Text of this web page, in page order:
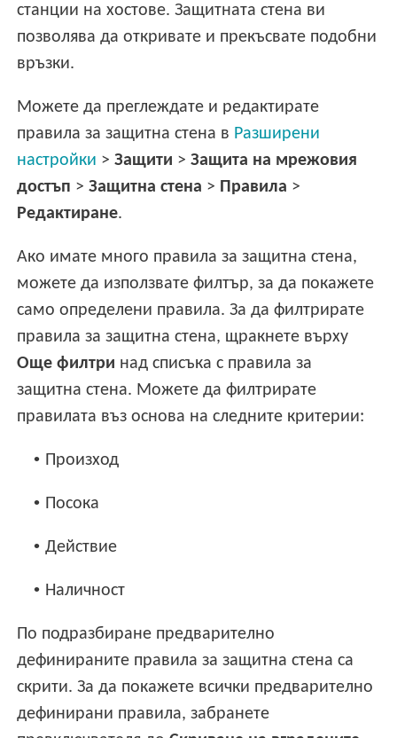
станции на хостове. Защитната стена ви
позволява да откривате и прекъсвате подобни
връзки.
Можете да преглеждате и редактирате
правила за защитна стена в Разширени
настройки >Защити >Защита на мрежовия
достъп >Защитна стена > Правила >
Редактиране.
Ако имате много правила за защитна стена,
можете да използвате филтър, за да покажете
само определени правила. За да филтрирате
правила за защитна стена, щракнете върху
Още филтри над списъка с правила за
защитна стена. Можете да филтрирате
правилата въз основа на следните критерии:
• Произход
• Посока
• Действие
• Наличност
По подразбиране предварително
дефинираните правила за защитна стена са
скрити. За да покажете всички предварително
дефинирани правила, забранете